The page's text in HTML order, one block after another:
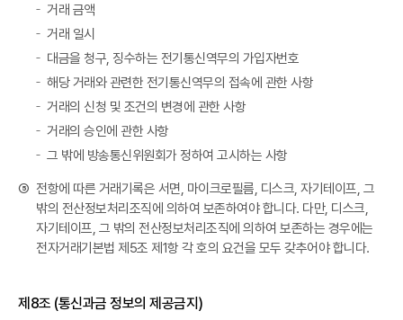
거래 금액
거래 일시
대금을 청구, 징수하는 전기통신역무의 가입자번호
해당 거래와 관련한 전기통신역무의 접속에 관한 사항
거래의 신청 및 조건의 변경에 관한 사항
거래의 승인에 관한 사항
그 밖에 방송통신위원회가 정하여 고시하는 사항
⑤ 전항에 따른 거래기록은 서면, 마이크로필름, 디스크, 자기테이프, 그
밖의 전산정보처리조직에 의하여 보존하여야 합니다. 다만, 디스크,
자기테이프, 그 밖의 전산정보처리조직에 의하여 보존하는 경우에는
전자거래기본법 제5조 제1항 각 호의 요건을 모두 갖추어야 합니다.
제8조 (통신과금 정보의 제공금지)